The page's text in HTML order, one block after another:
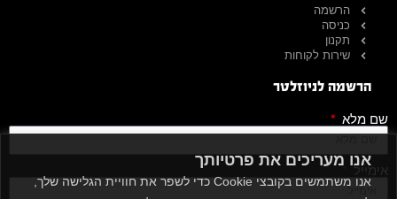
אנו מעריכים את פרטיותך
אנו משתמשים בקובצי Cookie כדי לשפר את חוויית הגלישה שלך,
הרשמה
כניסה
תקנון
שירות לקוחות
הרשמה לניוזלטר
שם מלא
אימייל